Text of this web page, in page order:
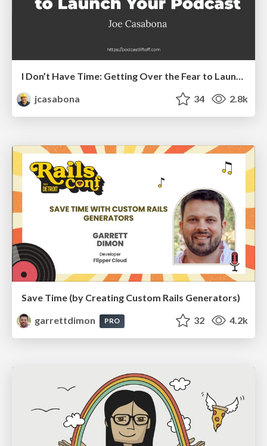
I Don’t Have Time: Getting Over the Fear to Launch Your Podcast
jcasabona
34 2.8k
Save Time (by Creating Custom Rails Generators)
garrettdimon
PRO 32 4.2k